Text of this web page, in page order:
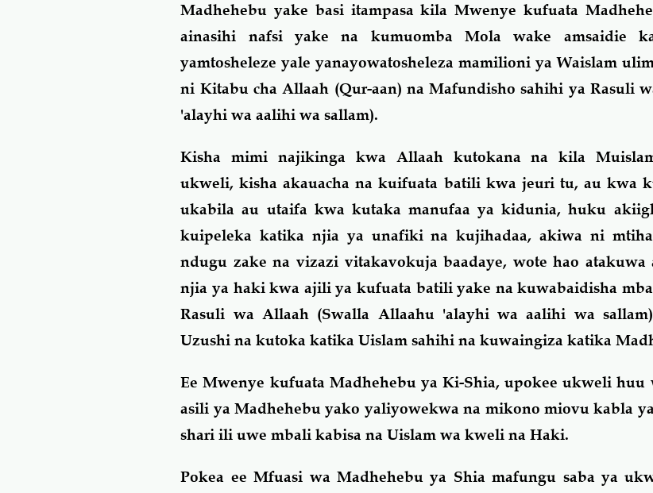
Madhehebu yake basi itampasa kila Mwenye kufuata
ainasihi nafsi yake na kumuomba Mola wake amsaidie
yamtosheleze yale yanayowatosheleza mamilioni ya Waislam
ni Kitabu cha Allaah (Qur-aan) na Mafundisho sahihi ya Rasuli
'alayhi wa aalihi wa sallam).
Kisha mimi najikinga kwa Allaah kutokana na kila
ukweli, kisha akauacha na kuifuata batili kwa jeuri tu, au kwa
ukabila au utaifa kwa kutaka manufaa ya kidunia, huku
kuipeleka katika njia ya unafiki na kujihadaa, akiwa ni
ndugu zake na vizazi vitakavokuja baadaye, wote hao atakuwa
njia ya haki kwa ajili ya kufuata batili yake na kuwabaidisha
Rasuli wa Allaah (Swalla Allaahu 'alayhi wa aalihi wa
Uzushi na kutoka katika Uislam sahihi na kuwaingiza katika
Ee Mwenye kufuata Madhehebu ya Ki-Shia, upokee ukweli huu
asili ya Madhehebu yako yaliyowekwa na mikono miovu kabla
shari ili uwe mbali kabisa na Uislam wa kweli na Haki.
Pokea ee Mfuasi wa Madhehebu ya Shia mafungu saba ya